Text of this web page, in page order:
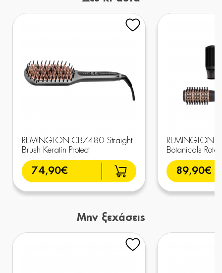
REMINGTON CB7480 Straight
Brush Keratin Protect
74,90€
REMINGTON
Botanicals
89,90€
Μην ξεχάσεις